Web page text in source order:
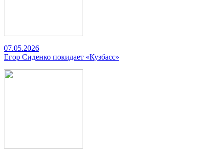
07.05.2026
Егор Сиденко покидает «Кузбасс»